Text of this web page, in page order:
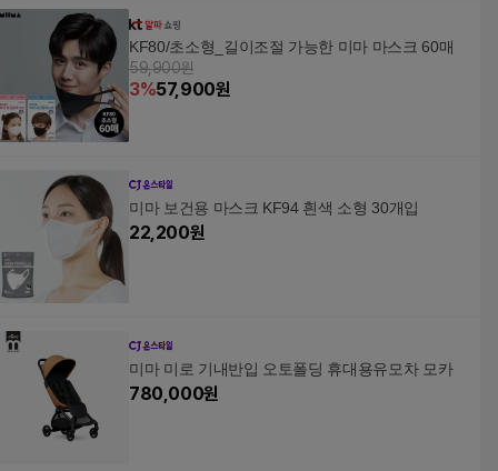
KF80/초소형_길이조절 가능한 미마 마스크 60매
59,900원
3%57,900원
미마 보건용 마스크 KF94 흰색 소형 30개입
22,200원
미마 미로 기내반입 오토폴딩 휴대용유모차 모카
780,000원